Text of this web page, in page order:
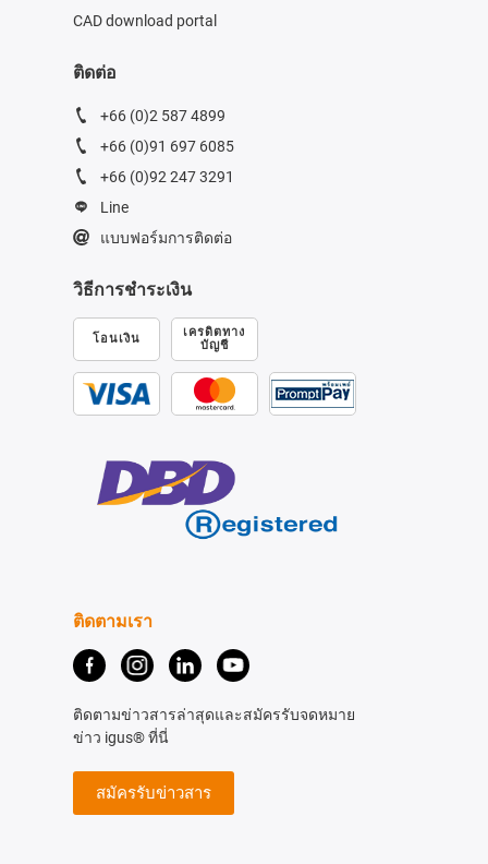
CAD download portal
ติดต่อ
+66 (0)2 587 4899
+66 (0)91 697 6085
+66 (0)92 247 3291
Line
แบบฟอร์มการติดต่อ
วิธีการชำระเงิน
โอนเงิน
เครดิตทาง
บัญชี
ติดตามเรา
ติดตามข่าวสารล่าสุดและสมัครรับจดหมาย
ข่าว igus® ที่นี่
สมัครรับข่าวสาร